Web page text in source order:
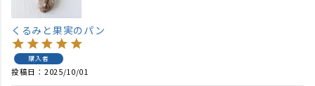
くるみと果実のパン
購入者
投稿日 2025/10/01